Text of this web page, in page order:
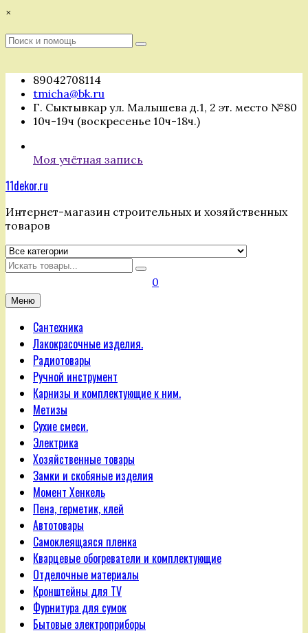
Перейти
содержимому
×
Поиск
Поиск
89042708114
tmicha@bk.ru
Г. Сыктывкар ул. Малышева д.1, 2 эт. место №80
10ч-19ч (воскресенье 10ч-18ч.)
Моя учётная запись
11dekor.ru
Интернет-магазин строительных и хозяйственных
товаров
Искать
0
Меню
Сантехника
Лакокрасочные изделия.
Радиотовары
Ручной инструмент
Карнизы и комплектующие к ним.
Метизы
Сухие смеси.
Электрика
Хозяйственные товары
Замки и скобяные изделия
Момент Хенкель
Пена, герметик, клей
Автотовары
Самоклеящаяся пленка
Кварцевые обогреватели и комплектующие
Отделочные материалы
Кронштейны для TV
Фурнитура для сумок
Бытовые электроприборы